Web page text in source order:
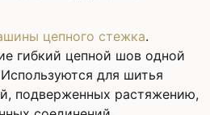
цепного стежка.
гибкий цепной шов одной
для шитья
подверженных растяжению,